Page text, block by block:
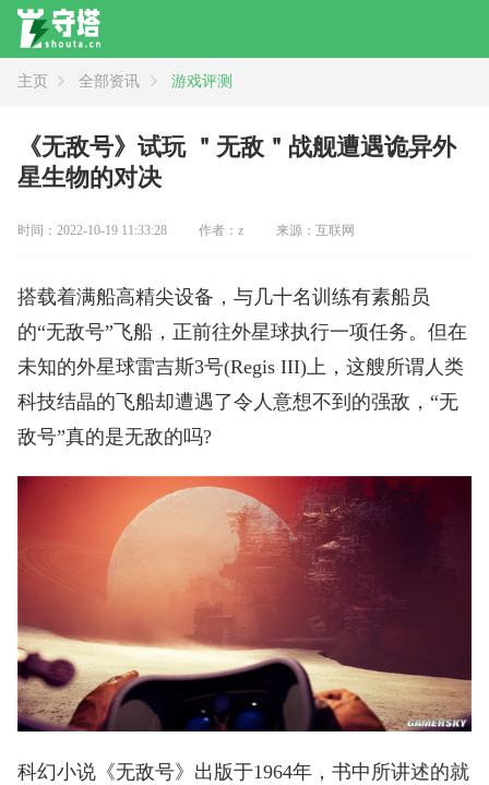
全部 新闻 攻略 评测
主页 全部资讯 游戏评测
《无敌号》试玩 ＂无敌＂战舰遭遇诡异外
星生物的对决
时间：2022-10-19 11:33:28 作者：z 来源：互联网
搭载着满船高精尖设备，与几十名训练有素船员
的“无敌号”飞船，正前往外星球执行一项任务。但在
未知的外星球雷吉斯3号(Regis III)上，这艘所谓人类
科技结晶的飞船却遭遇了令人意想不到的强敌，“无
敌号”真的是无敌的吗?
科幻小说《无敌号》出版于1964年，书中所讲述的就